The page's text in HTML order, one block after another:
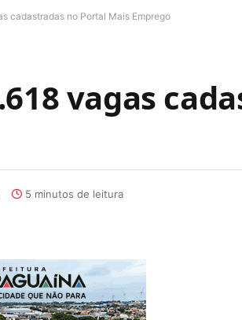
cadastradas no Portal Mais Emprego
vagas
5 minutos de leitura